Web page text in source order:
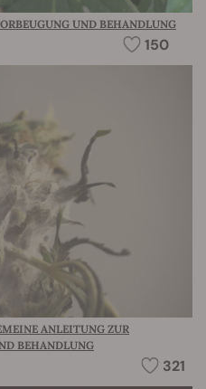
UND BEHANDLUNG
150
ANLEITUNG ZUR
BEHANDLUNG
321